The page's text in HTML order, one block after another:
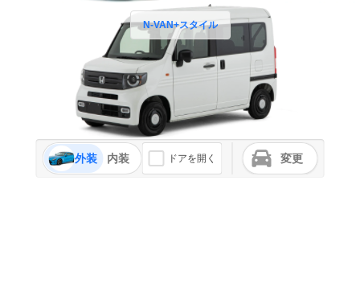
N-VAN+スタイル
外装 内装 ドアを開く 変更